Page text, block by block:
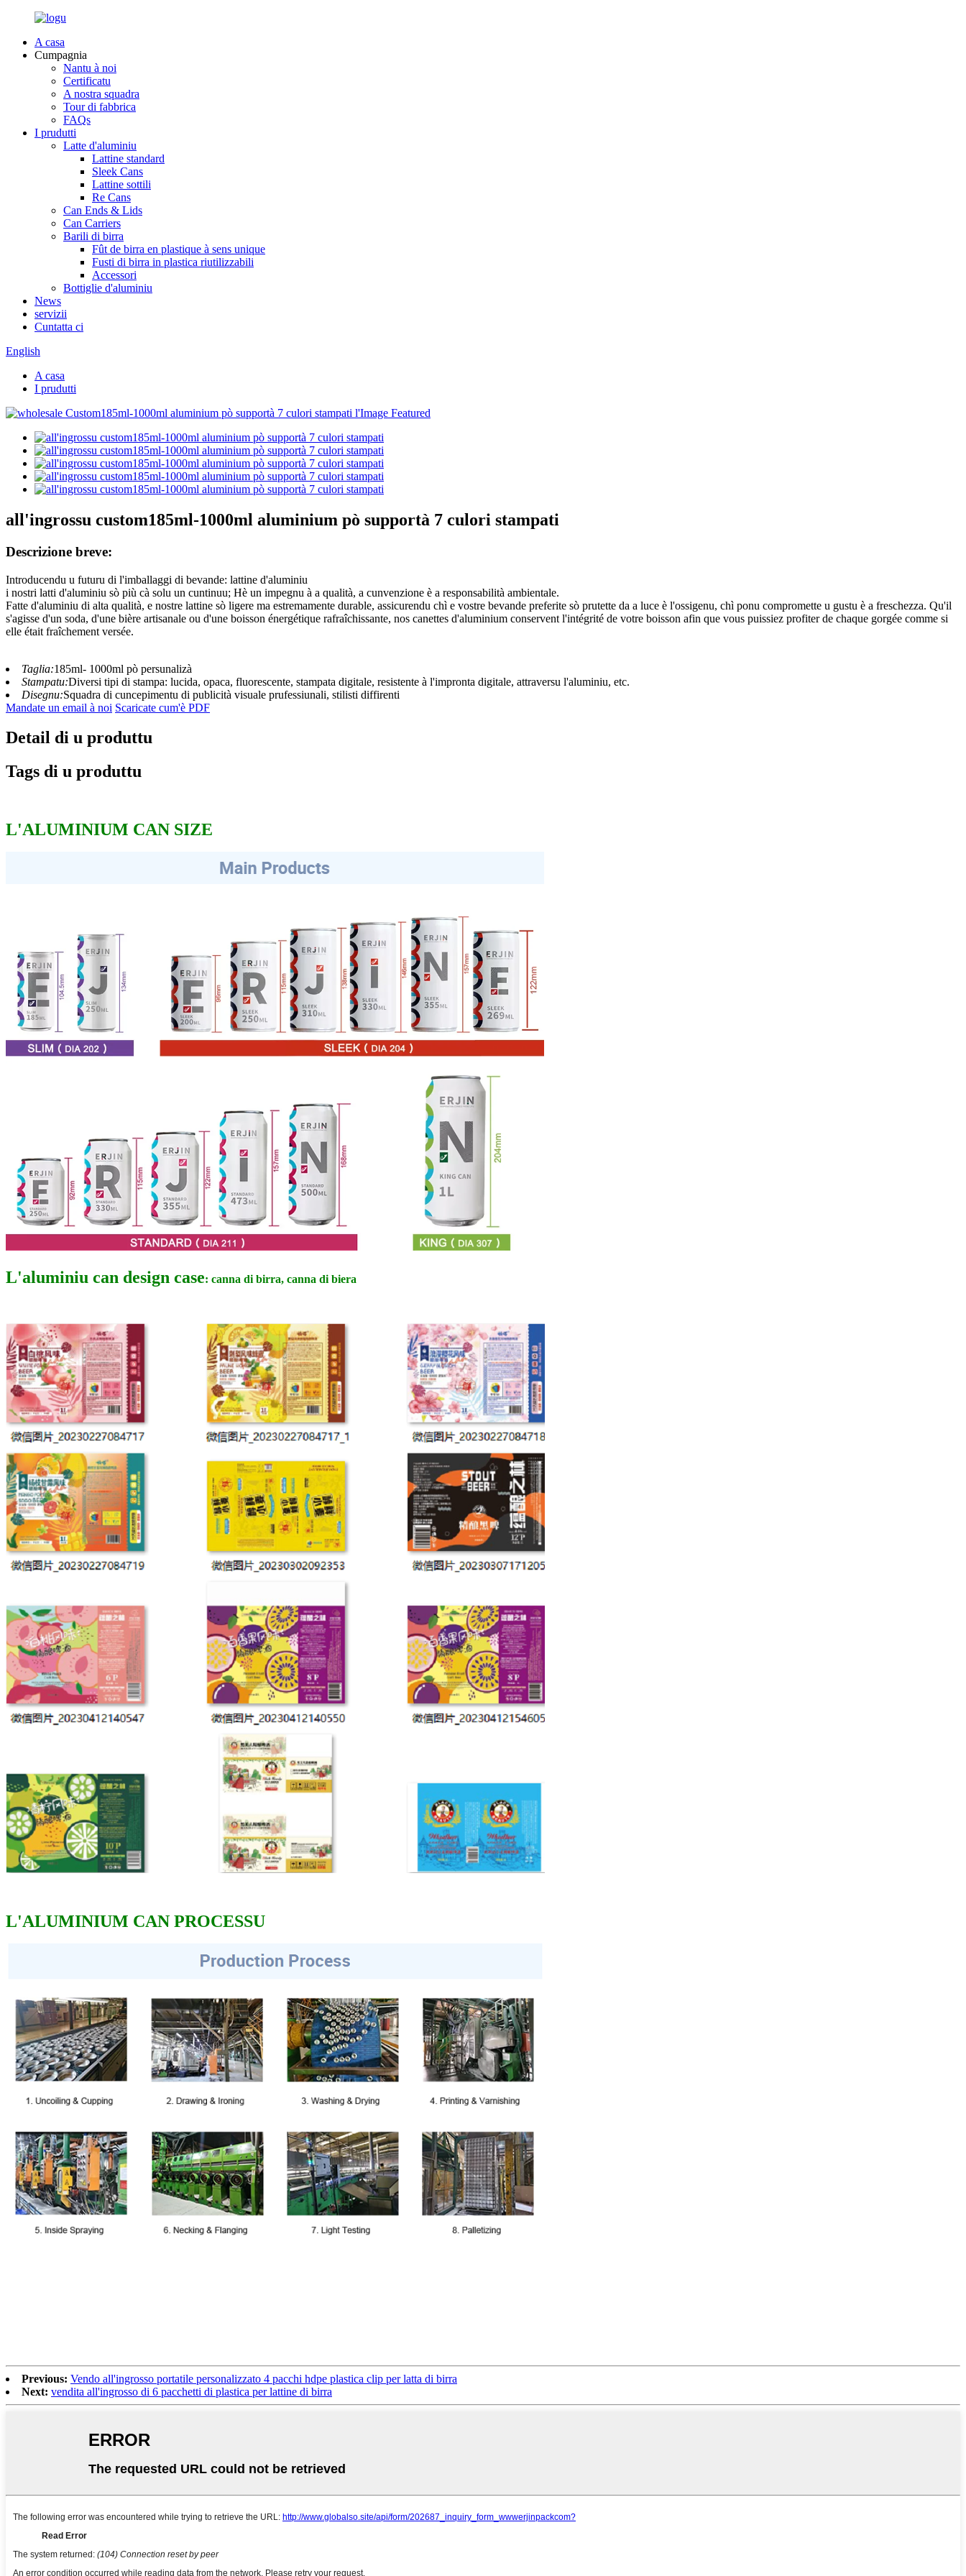
A casa
Cumpagnia
Nantu à noi
Certificatu
A nostra squadra
Tour di fabbrica
FAQs
I prudutti
Latte d'aluminiu
Lattine standard
Sleek Cans
Lattine sottili
Re Cans
Can Ends & Lids
Can Carriers
Barili di birra
Fût de birra en plastique à sens unique
Fusti di birra in plastica riutilizzabili
Accessori
Bottiglie d'aluminiu
News
servizii
Cuntatta ci
English
A casa
I prudutti
all'ingrossu custom185ml-1000ml aluminium pò supportà 7 culori stampati
Descrizione breve:
Introducendu u futuru di l'imballaggi di bevande: lattine d'aluminiu
i nostri latti d'aluminiu sò più cà solu un cuntinuu; Hè un impegnu à a qualità, a cunvenzione è a responsabilità ambientale.
Fatte d'aluminiu di alta qualità, e nostre lattine sò ligere ma estremamente durable, assicurendu chì e vostre bevande preferite sò prutette da a luce è l'ossigenu, chì ponu compromette u gustu è a freschezza. Qu'il
s'agisse d'un soda, d'une bière artisanale ou d'une boisson énergétique rafraîchissante, nos canettes d'aluminium conservent l'intégrité de votre boisson afin que vous puissiez profiter de chaque gorgée comme si
elle était fraîchement versée.
Taglia:185ml- 1000ml pò persunalizà
Stampatu:Diversi tipi di stampa: lucida, opaca, fluorescente, stampata digitale, resistente à l'impronta digitale, attraversu l'aluminiu, etc.
Disegnu:Squadra di cuncepimentu di publicità visuale prufessiunali, stilisti diffirenti
Mandate un email à noi Scaricate cum'è PDF
Detail di u produttu
Tags di u produttu
L'ALUMINIUM CAN SIZE
L'aluminiu can design case: canna di birra, canna di biera
L'ALUMINIUM CAN PROCESSU
Previous: Vendo all'ingrosso portatile personalizzato 4 pacchi hdpe plastica clip per latta di birra
Next: vendita all'ingrosso di 6 pacchetti di plastica per lattine di birra